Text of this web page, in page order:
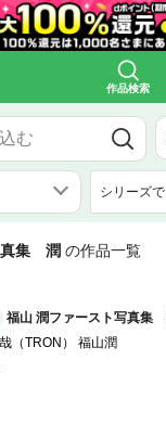
作品検索
シリーズ
真集 潤 の作品一覧
福山 潤ファースト写真集
（TRON） 福山潤